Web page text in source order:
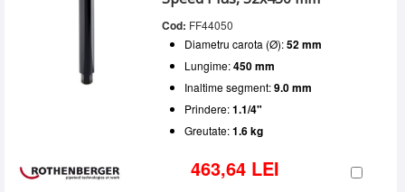
Cod: FF44050
Diametru carota (Ø):52 mm
Lungime:450 mm
Inaltime segment:9.0 mm
Prindere:1.1/4"
Greutate:1.6 kg
463,64 LEI